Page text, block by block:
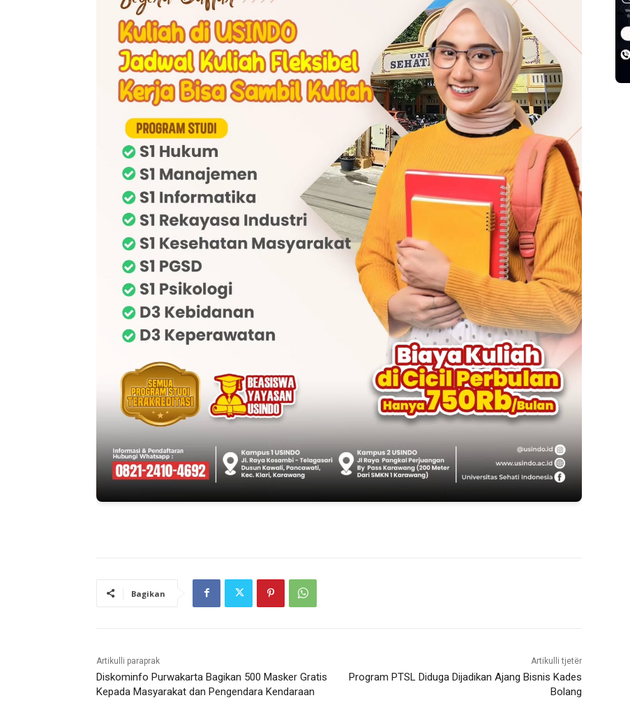
Bagikan
Artikulli paraprak
Diskominfo Purwakarta Bagikan 500 Masker Gratis
Kepada Masyarakat dan Pengendara Kendaraan
Artikulli tjetër
Program PTSL Diduga Dijadikan Ajang Bisnis Kades
Bolang